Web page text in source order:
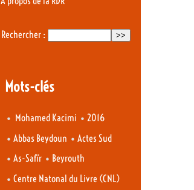
Rechercher :
Mots-clés
• Mohamed Kacimi •2016
• Abbas Beydoun •Actes Sud
• As-Safïr • Beyrouth
• Centre Natonal du Livre (CNL)